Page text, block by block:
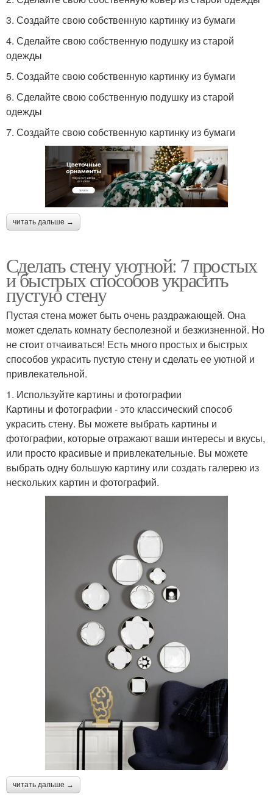
3. Создайте свою собственную картинку из бумаги
4. Сделайте свою собственную подушку из старой
одежды
5. Создайте свою собственную картинку из бумаги
6. Сделайте свою собственную подушку из старой
одежды
7. Создайте свою собственную картинку из бумаги
читать дальше →
Сделать стену уютной: 7 простых
и быстрых способов украсить
пустую стену
Пустая стена может быть очень раздражающей. Она
может сделать комнату бесполезной и безжизненной. Но
не стоит отчаиваться! Есть много простых и быстрых
способов украсить пустую стену и сделать ее уютной и
привлекательной.
1. Используйте картины и фотографии
Картины и фотографии - это классический способ
украсить стену. Вы можете выбрать картины и
фотографии, которые отражают ваши интересы и вкусы,
или просто красивые и привлекательные. Вы можете
выбрать одну большую картину или создать галерею из
нескольких картин и фотографий.
читать дальше →